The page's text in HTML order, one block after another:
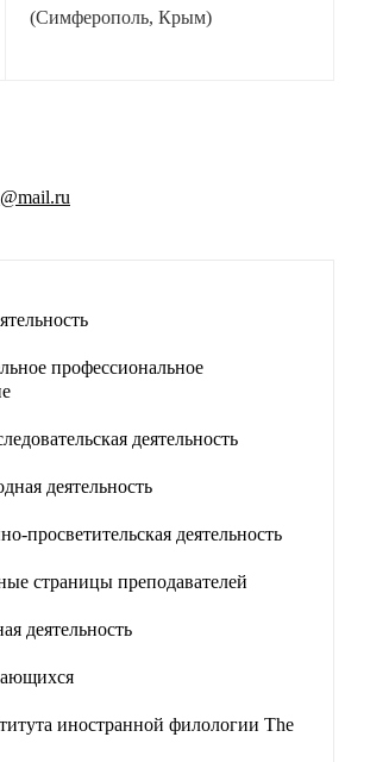
(Симферополь, Крым)
профессиональное
деятельность
деятельность
просветительская деятельность
страницы преподавателей
деятельность
иностранной филологии The